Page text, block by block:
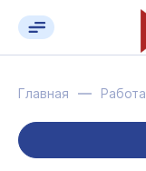
Главная Работа